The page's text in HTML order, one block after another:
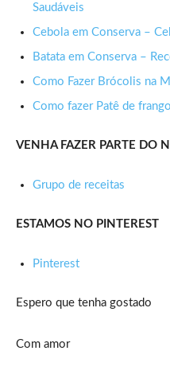
Saudáveis
Cebola em Conserva –
Batata em Conserva –
Como Fazer Brócolis na
Como fazer Patê de
VENHA FAZER PARTE DO
Grupo de receitas
ESTAMOS NO PINTEREST
Pinterest
Espero que tenha gostado
Com amor